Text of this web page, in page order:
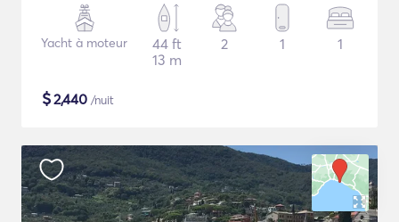
Yacht à moteur
44 ft
13 m
2 1 1
$2,440 /nuit